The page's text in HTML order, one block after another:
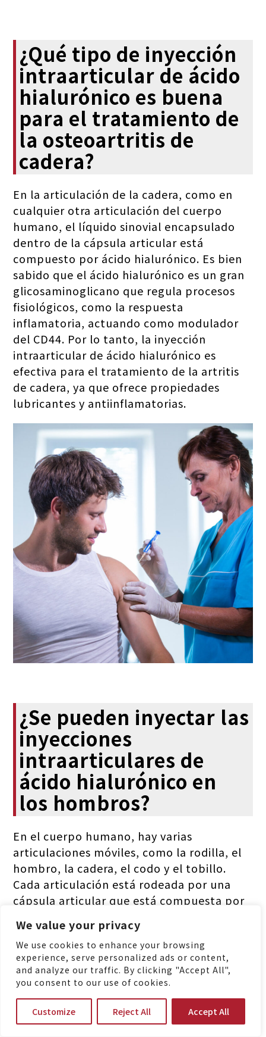
We value your privacy
We use cookies to enhance your browsing
experience, serve personalized ads or content,
and analyze our traffic. By clicking "Accept All",
you consent to our use of cookies.
Customize Reject All Accept All
¿Qué tipo de inyección
intraarticular de ácido
hialurónico es buena
para el tratamiento de
la osteoartritis de
cadera?
En la articulación de la cadera, como en
cualquier otra articulación del cuerpo
humano, el líquido sinovial encapsulado
dentro de la cápsula articular está
compuesto por ácido hialurónico. Es bien
sabido que el ácido hialurónico es un gran
glicosaminoglicano que regula procesos
fisiológicos, como la respuesta
inflamatoria, actuando como modulador
del CD44. Por lo tanto, la inyección
intraarticular de ácido hialurónico es
efectiva para el tratamiento de la artritis
de cadera, ya que ofrece propiedades
lubricantes y antiinflamatorias.
¿Se pueden inyectar las
inyecciones
intraarticulares de
ácido hialurónico en
los hombros?
En el cuerpo humano, hay varias
articulaciones móviles, como la rodilla, el
hombro, la cadera, el codo y el tobillo.
Cada articulación está rodeada por una
cápsula articular que está compuesta por
sinovial. Lo más importante es que el
componente principal del líquido sinovial
es el ácido hialurónico. Por lo tanto, la
inyección intraarticular de ácido
hialurónico puede ser ampliamente
utilizada en la rodilla, el hombro, el codo y
el tobillo.